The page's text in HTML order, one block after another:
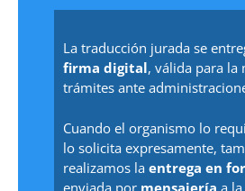
La traducción jurada se
firma digital, válida para la
trámites ante
Cuando el organismo lo
lo solicita expresamente,
realizamos la entrega en
enviada por mensajería a